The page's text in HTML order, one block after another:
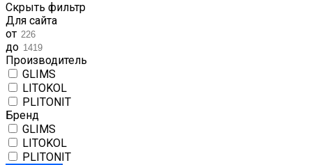
Скрыть фильтр
Для сайта
от
до
Производитель
GLIMS
LITOKOL
PLITONIT
Бренд
GLIMS
LITOKOL
PLITONIT